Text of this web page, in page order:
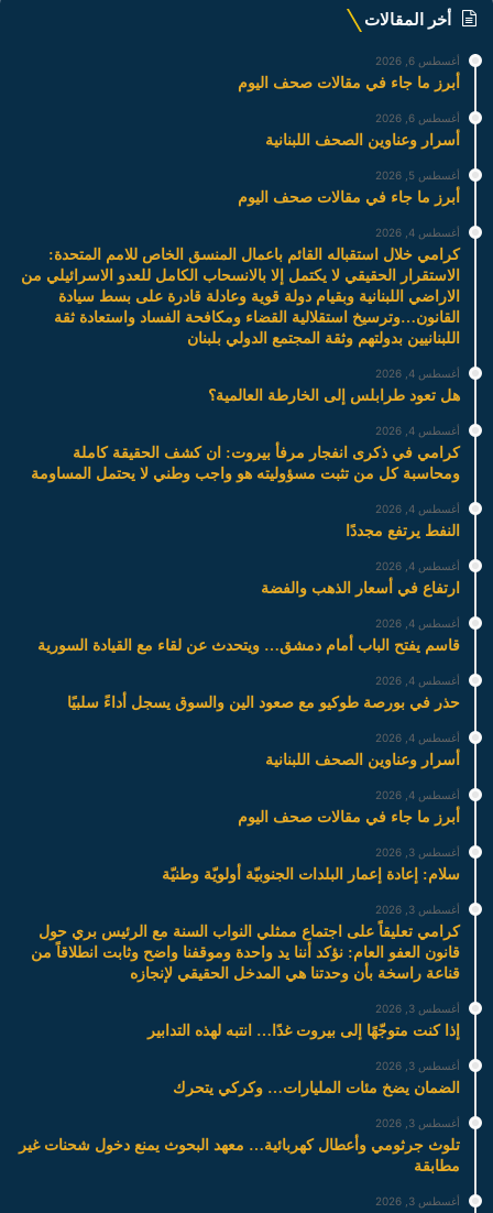
أخر المقالات
أغسطس 6, 2026
أبرز ما جاء في مقالات صحف اليوم
أغسطس 6, 2026
أسرار وعناوين الصحف اللبنانية
أغسطس 5, 2026
أبرز ما جاء في مقالات صحف اليوم
أغسطس 4, 2026
كرامي خلال استقباله القائم باعمال المنسق الخاص للامم المتحدة:
الاستقرار الحقيقي لا يكتمل إلا بالانسحاب الكامل للعدو الاسرائيلي من
الاراضي اللبنانية وبقيام دولة قوية وعادلة قادرة على بسط سيادة
القانون…وترسيخ استقلالية القضاء ومكافحة الفساد واستعادة ثقة
اللبنانيين بدولتهم وثقة المجتمع الدولي بلبنان
أغسطس 4, 2026
هل تعود طرابلس إلى الخارطة العالمية؟
أغسطس 4, 2026
كرامي في ذكرى انفجار مرفأ بيروت: ان كشف الحقيقة كاملة
ومحاسبة كل من تثبت مسؤوليته هو واجب وطني لا يحتمل المساومة
أغسطس 4, 2026
النفط يرتفع مجددًا
أغسطس 4, 2026
ارتفاع في أسعار الذهب والفضة
أغسطس 4, 2026
قاسم يفتح الباب أمام دمشق… ويتحدث عن لقاء مع القيادة السورية
أغسطس 4, 2026
حذر في بورصة طوكيو مع صعود الين والسوق يسجل أداءً سلبيًا
أغسطس 4, 2026
أسرار وعناوين الصحف اللبنانية
أغسطس 4, 2026
أبرز ما جاء في مقالات صحف اليوم
أغسطس 3, 2026
سلام: إعادة إعمار البلدات الجنوبيّة أولويّة وطنيّة
أغسطس 3, 2026
كرامي تعليقاً على اجتماع ممثلي النواب السنة مع الرئيس بري حول
قانون العفو العام: نؤكد أننا يد واحدة وموقفنا واضح وثابت انطلاقاً من
قناعة راسخة بأن وحدتنا هي المدخل الحقيقي لإنجازه
أغسطس 3, 2026
إذا كنت متوجّهًا إلى بيروت غدًا… انتبه لهذه التدابير
أغسطس 3, 2026
الضمان يضخ مئات المليارات… وكركي يتحرك
أغسطس 3, 2026
تلوث جرثومي وأعطال كهربائية… معهد البحوث يمنع دخول شحنات غير
مطابقة
أغسطس 3, 2026